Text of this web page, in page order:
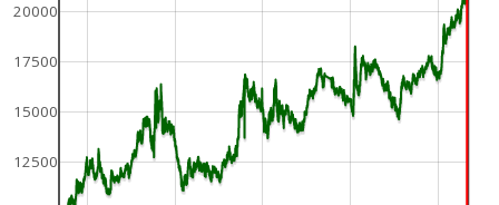
12500
15000
17500
20000